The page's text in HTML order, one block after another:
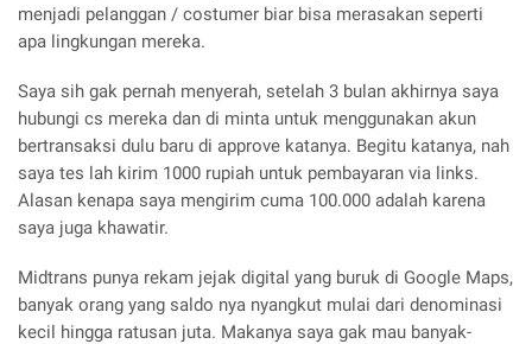
menjadi pelanggan / costumer biar bisa merasakan seperti
apa lingkungan mereka.
Saya sih gak pernah menyerah, setelah 3 bulan akhirnya saya
hubungi cs mereka dan di minta untuk menggunakan akun
bertransaksi dulu baru di approve katanya. Begitu katanya, nah
saya tes lah kirim 1000 rupiah untuk pembayaran via links.
Alasan kenapa saya mengirim cuma 100.000 adalah karena
saya juga khawatir.
Midtrans punya rekam jejak digital yang buruk di Google Maps,
banyak orang yang saldo nya nyangkut mulai dari denominasi
kecil hingga ratusan juta. Makanya saya gak mau banyak-